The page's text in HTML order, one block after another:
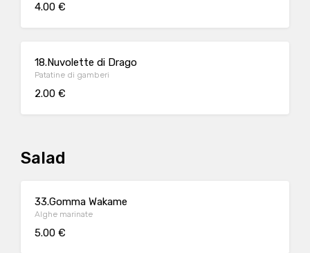
4.00 €
18.Nuvolette di Drago
Patatine di gamberi
2.00 €
Salad
33.Gomma Wakame
Alghe marinate
5.00 €